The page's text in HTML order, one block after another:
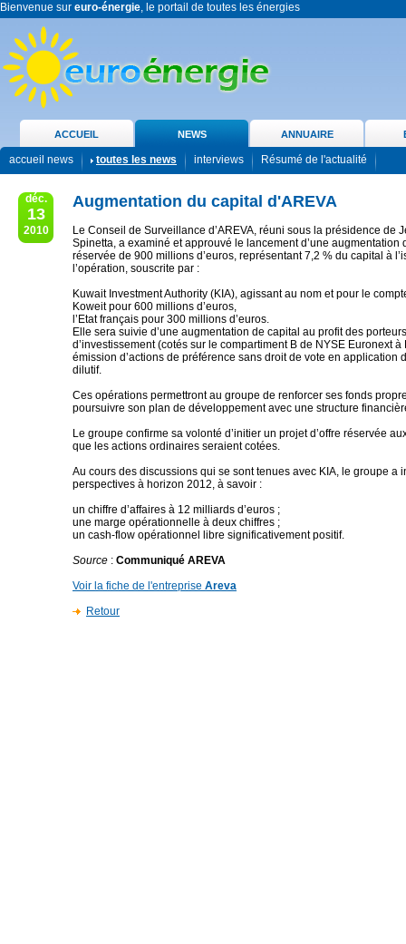
Bienvenue sur euro-énergie, le portail de toutes les énergies
ACCUEIL NEWS ANNUAIRE
accueil news toutes les news interviews Résumé de l'actualité
déc.
13
2010
Augmentation du capital d'AREVA
Le Conseil de Surveillance d’AREVA, réuni sous la présidence de
Spinetta, a examiné et approuvé le lancement d’une augmentation
réservée de 900 millions d’euros, représentant 7,2 % du capital à
l’opération, souscrite par :
Kuwait Investment Authority (KIA), agissant au nom et pour le
Koweit pour 600 millions d’euros,
l’Etat français pour 300 millions d’euros.
Elle sera suivie d’une augmentation de capital au profit des
d’investissement (cotés sur le compartiment B de NYSE Euronext à
émission d’actions de préférence sans droit de vote en application
dilutif.
Ces opérations permettront au groupe de renforcer ses fonds
poursuivre son plan de développement avec une structure
Le groupe confirme sa volonté d’initier un projet d’offre réservée
que les actions ordinaires seraient cotées.
Au cours des discussions qui se sont tenues avec KIA, le groupe a
perspectives à horizon 2012, à savoir :
un chiffre d’affaires à 12 milliards d’euros ;
une marge opérationnelle à deux chiffres ;
un cash-flow opérationnel libre significativement positif.
Source : Communiqué AREVA
Voir la fiche de l'entreprise Areva
Retour